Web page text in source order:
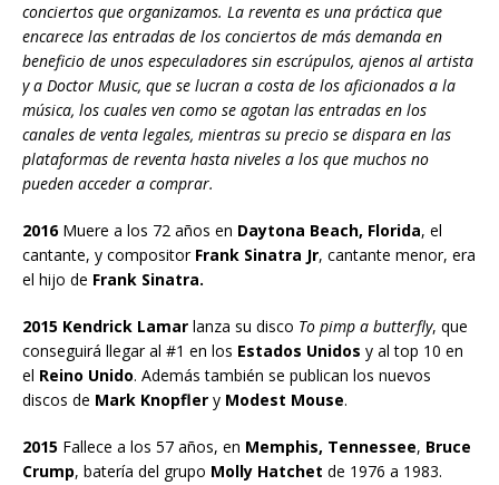
conciertos que organizamos. La reventa es una práctica que
encarece las entradas de los conciertos de más demanda en
beneficio de unos especuladores sin escrúpulos, ajenos al artista
y a Doctor Music, que se lucran a costa de los aficionados a la
música, los cuales ven como se agotan las entradas en los
canales de venta legales, mientras su precio se dispara en las
plataformas de reventa hasta niveles a los que muchos no
pueden acceder a comprar.
2016Muere a los 72 años en Daytona Beach, Florida, el
cantante, y compositorFrank Sinatra Jr, cantante menor, era
el hijo de Frank Sinatra.
2015 Kendrick Lamar lanza su disco To pimp a butterfly, que
conseguirá llegar al #1 en los Estados Unidos y al top 10 en
el Reino Unido. Además también se publican los nuevos
discos de Mark Knopfler y Modest Mouse.
2015 Fallece a los 57 años, en Memphis, Tennessee, Bruce
Crump, batería del grupo Molly Hatchet de 1976 a 1983.